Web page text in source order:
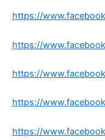
https://
https://
https://
https://
https://